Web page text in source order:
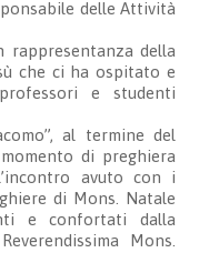
delle Attività
rappresentanza della
che ci ha ospitato e
e studenti
al termine del
di preghiera
avuto con i
di Mons. Natale
e confortati dalla
Mons.